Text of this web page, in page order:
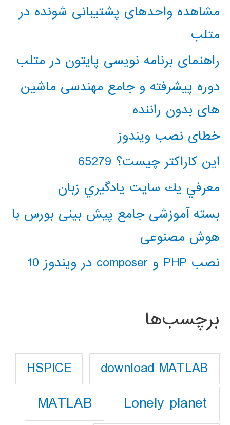
مشاهده واحدهای پشتیبانی شونده در
متلب
راهنمای برنامه نویسی پایتون در متلب
دوره پیشرفته و جامع مهندسی ماشین
های بدون راننده
خطای نصب ویندوز
این کاراکتر چیست؟ 65279
معرفي يك سايت يادگيري زبان
بسته آموزشی جامع پیش بینی بورس با
هوش مصنوعی
نصب PHP و composer در ویندوز 10
برچسب‌ها
download MATLAB
HSPICE
Lonely planet
MATLAB